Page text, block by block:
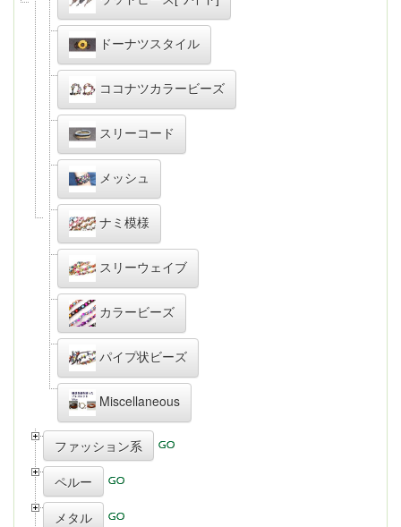
ドーナツスタイル
ココナツカラービーズ
スリーコード
メッシュ
ナミ模様
スリーウェイブ
カラービーズ
パイプ状ビーズ
Miscellaneous
ファッション系
ペルー
メタル